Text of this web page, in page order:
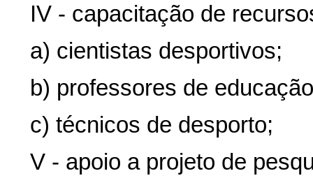
IV - capacitação de
a) cientistas desportivos;
b) professores de
c) técnicos de desporto;
V - apoio a projeto de